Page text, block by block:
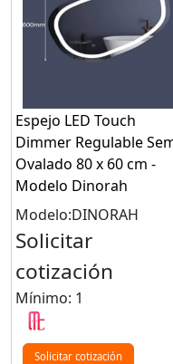
Espejo LED Touch
Dimmer Regulable
Ovalado 80 x 60 cm -
Modelo Dinorah
Modelo:DINORAH
Solicitar
cotización
Mínimo: 1
Solicitar cotización